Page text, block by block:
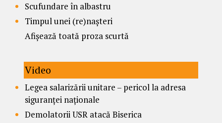
Scufundare în albastru
Timpul unei (re)nașteri
Afișează toată proza scurtă
Video
Legea salarizării unitare – pericol la adresa
siguranței naționale
Demolatorii USR atacă Biserica